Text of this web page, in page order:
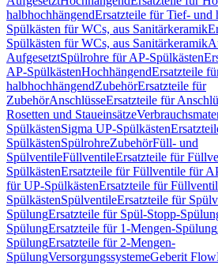
halbhochhängendErsatzteile für Tief- und
Spülkästen für WCs, aus Sanitärkeramik
Spülkästen für WCs, aus Sanitärkeramik
AufgesetztSpülrohre für AP-Spülkästen
AP-SpülkästenHochhängendErsatzteile
halbhochhängendZubehörErsatzteile für
ZubehörAnschlüsseErsatzteile für
Rosetten und Staueinsätze
SpülkästenSigma UP-Spülkästen
SpülkästenSpülrohreZubehörFüll- und
SpülventileFüllventileErsatzteile für
SpülkästenErsatzteile für Füllventile für
für UP-SpülkästenErsatzteile für
SpülkästenSpülventileErsatzteile für
SpülungErsatzteile für Spül-Stopp-
SpülungErsatzteile für 1-Mengen-Spülung
SpülungErsatzteile für 2-Mengen-
SpülungVersorgungssystemeGeberit